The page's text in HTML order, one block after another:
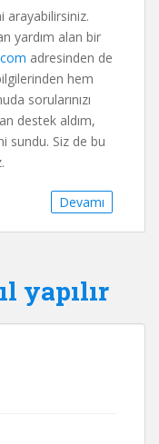
arayabilirsiniz.
yardım alan bir
adresinden de
hem
sorularınızı
destek aldım,
sundu. Siz de bu
Devamı
yapılır